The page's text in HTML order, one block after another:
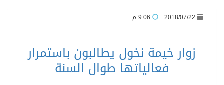
2018/07/22
زوار خيمة نخول يطالبون باستمرار
فعالياتها طوال السنة